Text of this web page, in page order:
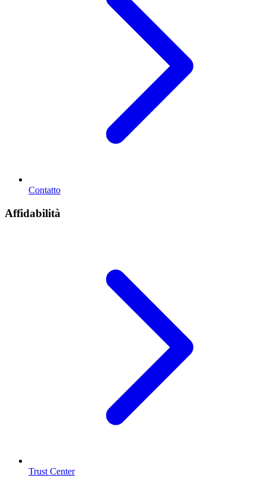
Contatto
Affidabilità
Trust Center